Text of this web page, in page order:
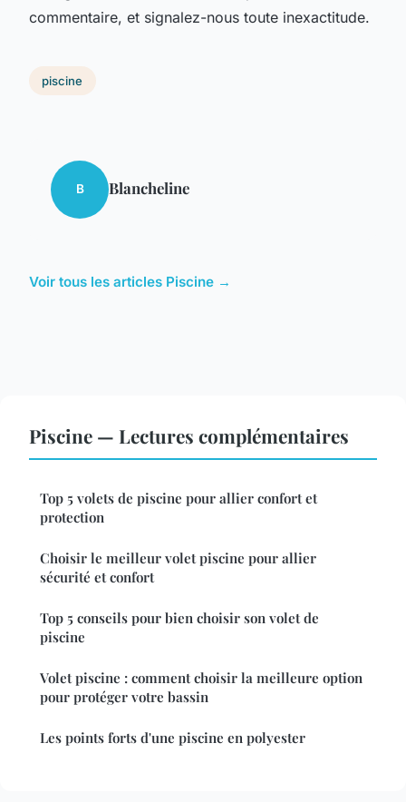
commentaire, et signalez-nous toute inexactitude.
piscine
B Blancheline
Voir tous les articles Piscine →
Piscine — Lectures complémentaires
Top 5 volets de piscine pour allier confort et
protection
Choisir le meilleur volet piscine pour allier
sécurité et confort
Top 5 conseils pour bien choisir son volet de
piscine
Volet piscine : comment choisir la meilleure option
pour protéger votre bassin
Les points forts d'une piscine en polyester